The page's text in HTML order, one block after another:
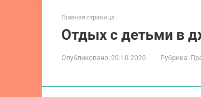
Главная страница
Отдых с детьми в
Опубликовано:20.10.2020 Рубрика: